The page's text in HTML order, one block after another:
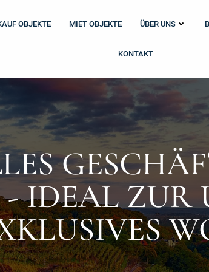
OBJEKTE MIET OBJEKTE ÜBER UNS
KONTAKT
IDEAL ZUR